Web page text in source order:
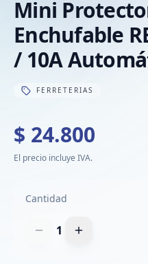
Mini
Enchufable
/ 10A
FERRETERIAS
$ 24.800
El precio incluye IVA.
Cantidad
1